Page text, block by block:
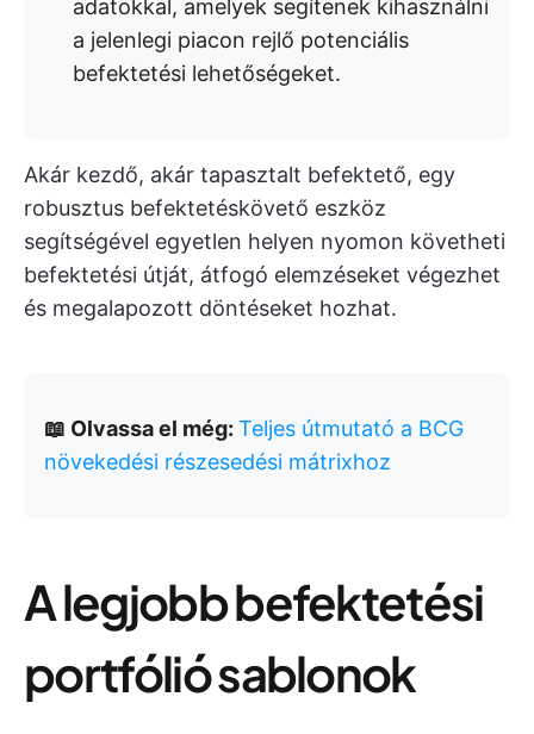
adatokkal, amelyek segítenek kihasználni
a jelenlegi piacon rejlő potenciális
befektetési lehetőségeket.
Akár kezdő, akár tapasztalt befektető, egy
robusztus befektetéskövető eszköz
segítségével egyetlen helyen nyomon követheti
befektetési útját, átfogó elemzéseket végezhet
és megalapozott döntéseket hozhat.
📖 Olvassa el még: Teljes útmutató a BCG
növekedési részesedési mátrixhoz
A legjobb befektetési
portfólió sablonok